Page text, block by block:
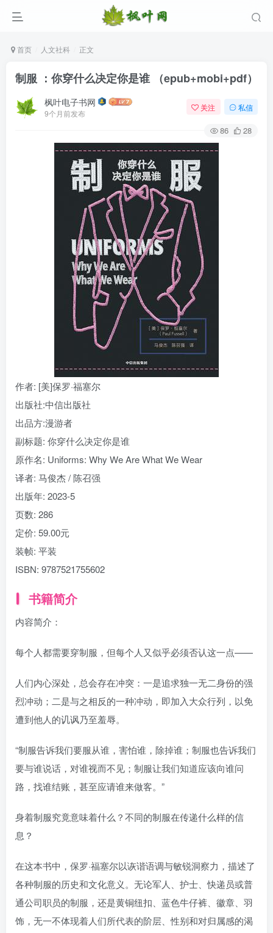
首页 人文社科 正文
制服 ：你穿什么决定你是谁 （epub+mobi+pdf）
枫叶电子书网
9个月前发布
关注 私信
86 28
作者: [美]保罗·福塞尔
出版社:中信出版社
出品方:漫游者
副标题: 你穿什么决定你是谁
原作名: Uniforms: Why We Are What We Wear
译者: 马俊杰 / 陈召强
出版年: 2023-5
页数: 286
定价: 59.00元
装帧: 平装
ISBN: 9787521755602
书籍简介
内容简介：
每个人都需要穿制服，但每个人又似乎必须否认这一点——
人们内心深处，总会存在冲突：一是追求独一无二身份的强
烈冲动；二是与之相反的一种冲动，即加入大众行列，以免
遭到他人的讥讽乃至羞辱。
“制服告诉我们要服从谁，害怕谁，除掉谁；制服也告诉我们
要与谁说话，对谁视而不见；制服让我们知道应该向谁问
路，找谁结账，甚至应请谁来做客。”
身着制服究竟意味着什么？不同的制服在传递什么样的信
息？
在这本书中，保罗·福塞尔以诙谐语调与敏锐洞察力，描述了
各种制服的历史和文化意义。无论军人、护士、快递员或普
通公司职员的制服，还是黄铜纽扣、蓝色牛仔裤、徽章、羽
饰，无一不体现着人们所代表的阶层、性别和对归属感的渴
登录
没有账号？立即注册
用户名/手机号/邮箱
登录密码
记住登录 找回密码 免密登录
登录
社交账号登录